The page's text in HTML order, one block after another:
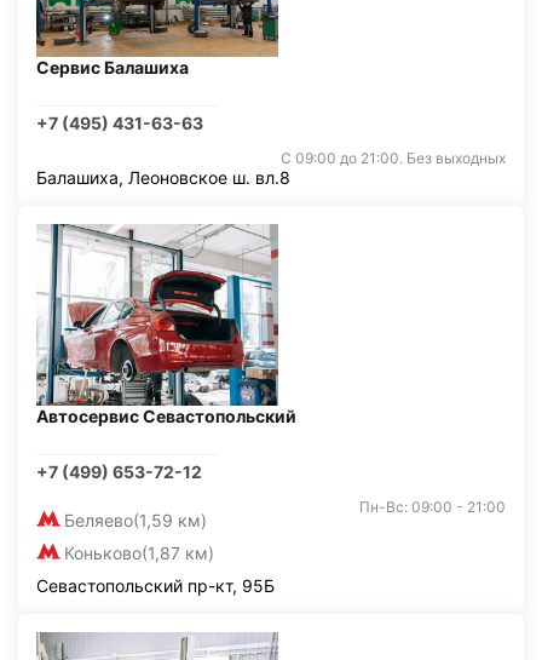
Сервис Балашиха
+7 (495) 431-63-63
С 09:00 до 21:00. Без выходных
Балашиха, Леоновское ш. вл.8
Автосервис Севастопольский
+7 (499) 653-72-12
Беляево(1,59 км)
Коньково(1,87 км)
Пн-Вс: 09:00 - 21:00
Севастопольский пр-кт, 95Б